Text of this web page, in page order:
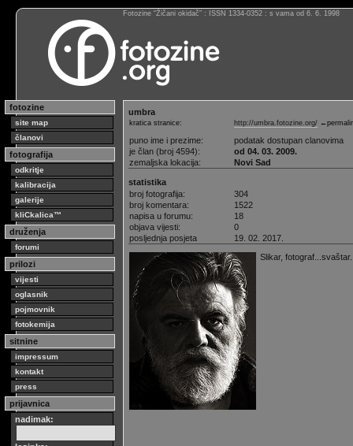
Fotozine “Žičani okidač” : ISSN 1334-0352 : s vama od 6. 6. 1998
fotozine
site map
članovi
fotografija
odkritje
kalibracija
galerije
kliCkalica™
druženja
forumi
prilozi
vijesti
oglasnik
pojmovnik
fotokemija
sitnine
impressum
kontakt
press
prijavnica
nadimak:
umbra
kratica stranice: http://umbra.fotozine.org/
puno ime i prezime:
podatak dostupan clanovima
je član (broj 4594):
od 04. 03. 2009.
zemaljska lokacija:
Novi Sad
statistika
broj fotografija:
304
broj komentara:
1522
napisa u forumu:
18
objava vijesti:
0
posljednja posjeta
19. 02. 2017.
Slikar,